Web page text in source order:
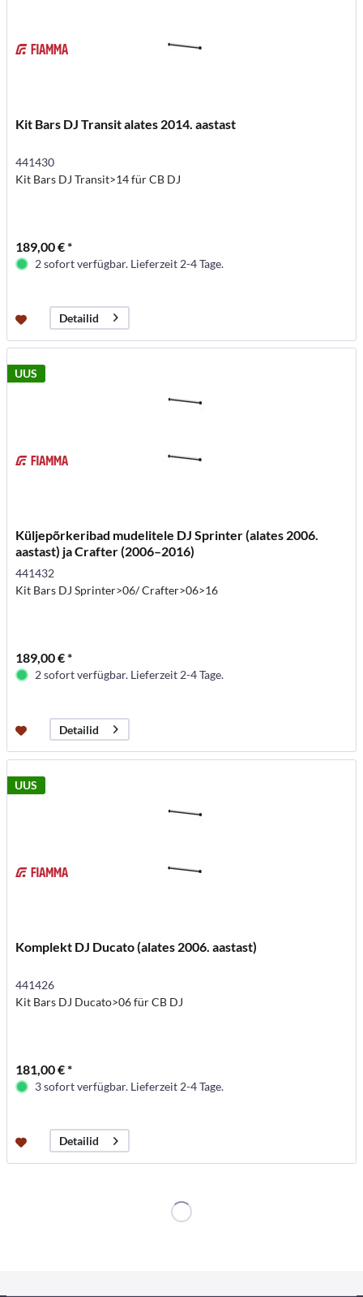
Kit Bars DJ Transit alates 2014. aastast
441430
Kit Bars DJ Transit>14 für CB DJ
189,00 € *
2 sofort verfügbar. Lieferzeit 2-4 Tage.
Detailid
UUS
Küljepõrkeribad mudelitele DJ Sprinter (alates 2006.
aastast) ja Crafter (2006–2016)
441432
Kit Bars DJ Sprinter>06/ Crafter>06>16
189,00 € *
2 sofort verfügbar. Lieferzeit 2-4 Tage.
Detailid
UUS
Komplekt DJ Ducato (alates 2006. aastast)
441426
Kit Bars DJ Ducato>06 für CB DJ
181,00 € *
3 sofort verfügbar. Lieferzeit 2-4 Tage.
Detailid